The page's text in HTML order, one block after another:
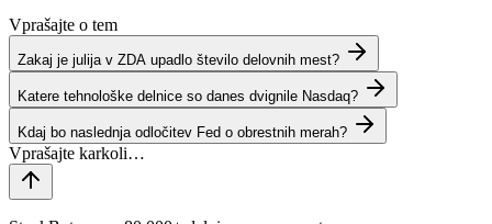
Vprašajte o tem
Zakaj je julija v ZDA upadlo število delovnih mest?
Katere tehnološke delnice so danes dvignile Nasdaq?
Kdaj bo naslednja odločitev Fed o obrestnih merah?